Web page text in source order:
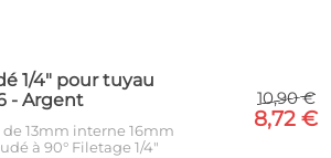
1/4" pour tuyau
- Argent
13mm interne 16mm
à 90° Filetage 1/4"
10,90 €
8,72 €